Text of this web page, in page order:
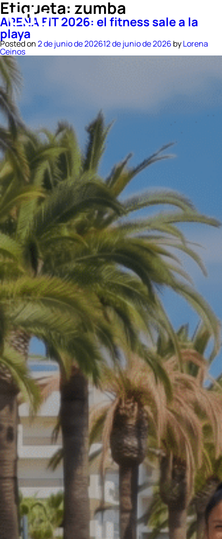
Etiqueta: zumba
ARENA FIT 2026: el fitness sale a la
playa
Posted on2 de junio de 202612 de junio de 2026 byLorena
Ceinos